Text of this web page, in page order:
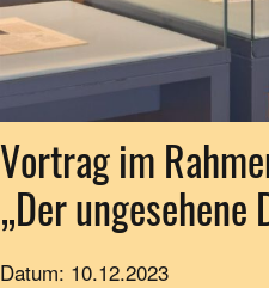
Vortrag im
„Der
Datum: 10.12.2023